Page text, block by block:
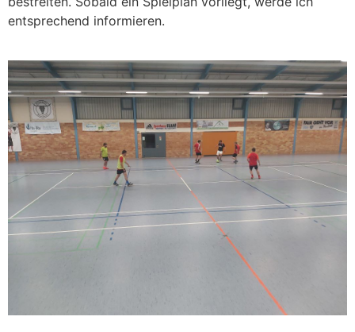
entsprechend informieren.